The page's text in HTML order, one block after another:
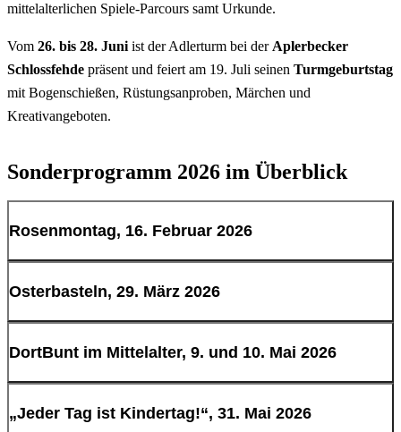
mittelalterlichen Spiele-Parcours samt Urkunde.
Vom 26. bis 28. Juni ist der Adlerturm bei der Aplerbecker
Schlossfehde präsent und feiert am 19. Juli seinen Turmgeburtstag
mit Bogenschießen, Rüstungsanproben, Märchen und
Kreativangeboten.
Sonderprogramm 2026 im Überblick
Rosenmontag, 16. Februar 2026
Von 11 bis 15 Uhr lädt derWorkshop
etwa 15:30 Uhr direkt am Adlerturm vorbei. Der Turm bleibt bis 16
Uhr geöffnet, Toiletten und Wickeltisch stehen zur Verfügung.
Osterbasteln, 29. März 2026
Von 11 bis 16 Uhr kann man in der offenen Oster-Bastelwerkstatt
DortBunt im Mittelalter, 9. und 10. Mai 2026
Ein zweitägiges Mittelalterfest auf dem Günter-Samtlebe-Platz bietet
„Jeder Tag ist Kindertag!“, 31. Mai 2026